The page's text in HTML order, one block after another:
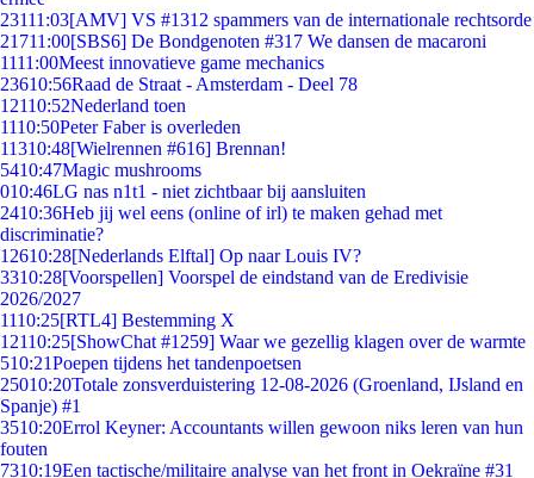
23111:03[AMV] VS #1312 spammers van de internationale rechtsorde
21711:00[SBS6] De Bondgenoten #317 We dansen de macaroni
1111:00Meest innovatieve game mechanics
23610:56Raad de Straat - Amsterdam - Deel 78
12110:52Nederland toen
1110:50Peter Faber is overleden
11310:48[Wielrennen #616] Brennan!
5410:47Magic mushrooms
010:46LG nas n1t1 - niet zichtbaar bij aansluiten
2410:36Heb jij wel eens (online of irl) te maken gehad met
discriminatie?
12610:28[Nederlands Elftal] Op naar Louis IV?
3310:28[Voorspellen] Voorspel de eindstand van de Eredivisie
2026/2027
1110:25[RTL4] Bestemming X
12110:25[ShowChat #1259] Waar we gezellig klagen over de warmte
510:21Poepen tijdens het tandenpoetsen
25010:20Totale zonsverduistering 12-08-2026 (Groenland, IJsland en
Spanje) #1
3510:20Errol Keyner: Accountants willen gewoon niks leren van hun
fouten
7310:19Een tactische/militaire analyse van het front in Oekraïne #31